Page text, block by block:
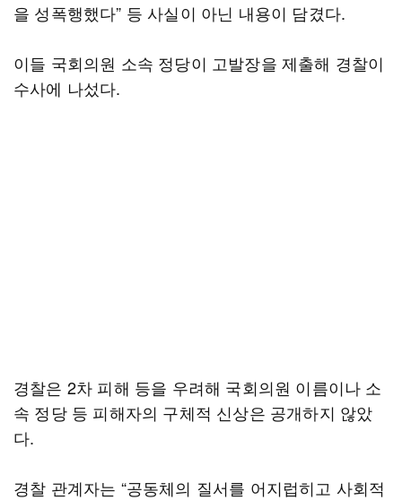
을 성폭행했다” 등 사실이 아닌 내용이 담겼다.
이들 국회의원 소속 정당이 고발장을 제출해 경찰이
수사에 나섰다.
경찰은 2차 피해 등을 우려해 국회의원 이름이나 소
속 정당 등 피해자의 구체적 신상은 공개하지 않았
다.
경찰 관계자는 “공동체의 질서를 어지럽히고 사회적